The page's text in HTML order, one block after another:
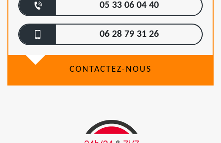
05 33 06 04 40
06 28 79 31 26
CONTACTEZ-NOUS